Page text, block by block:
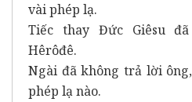
vài phép lạ.
Tiếc thay Đức Giêsu
Hêrôđê.
Ngài đã không trả lời
phép lạ nào.